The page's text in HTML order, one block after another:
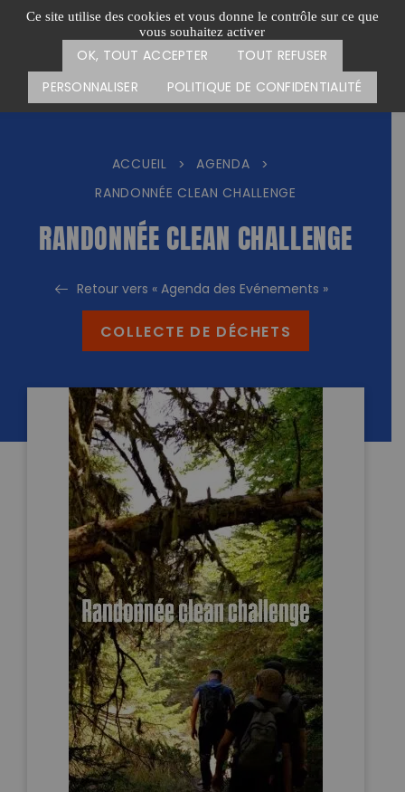
Ce site utilise des cookies et vous donne le contrôle sur ce que
vous souhaitez activer
OK, TOUT ACCEPTER
TOUT REFUSER
PERSONNALISER
POLITIQUE DE CONFIDENTIALITÉ
Passer
Menu
CARTE DES ACTIONS FAIRE UN DON
ACCUEIL > AGENDA
>
RANDONNÉE CLEAN CHALLENGE
RANDONNÉE CLEAN CHALLENGE
Retour vers « Agenda des Evénements »
COLLECTE DE DÉCHETS